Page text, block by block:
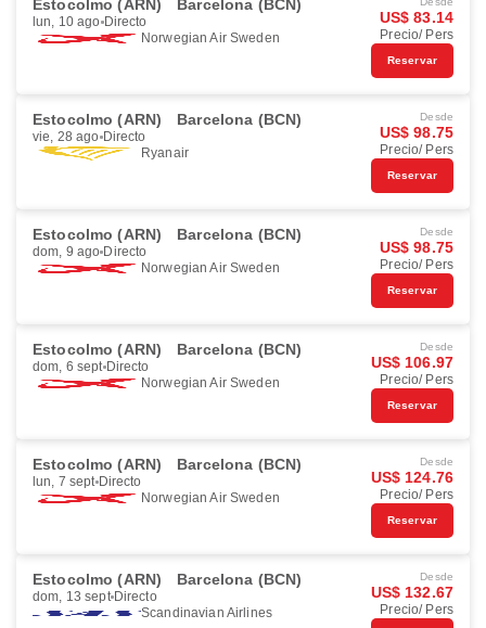
Estocolmo (ARN) Barcelona (BCN)
lun, 10 ago Directo
Norwegian Air Sweden
US$ 83.14
Precio/ Pers
Reservar
Estocolmo (ARN) Barcelona (BCN)
vie, 28 ago Directo
Ryanair
Desde
US$ 98.75
Precio/ Pers
Reservar
Estocolmo (ARN) Barcelona (BCN)
dom, 9 ago Directo
Norwegian Air Sweden
Desde
US$ 98.75
Precio/ Pers
Reservar
Estocolmo (ARN) Barcelona (BCN)
dom, 6 sept Directo
Norwegian Air Sweden
Desde
US$ 106.97
Precio/ Pers
Reservar
Estocolmo (ARN) Barcelona (BCN)
lun, 7 sept Directo
Norwegian Air Sweden
Desde
US$ 124.76
Precio/ Pers
Reservar
Estocolmo (ARN) Barcelona (BCN)
dom, 13 sept Directo
Scandinavian Airlines
Desde
US$ 132.67
Precio/ Pers